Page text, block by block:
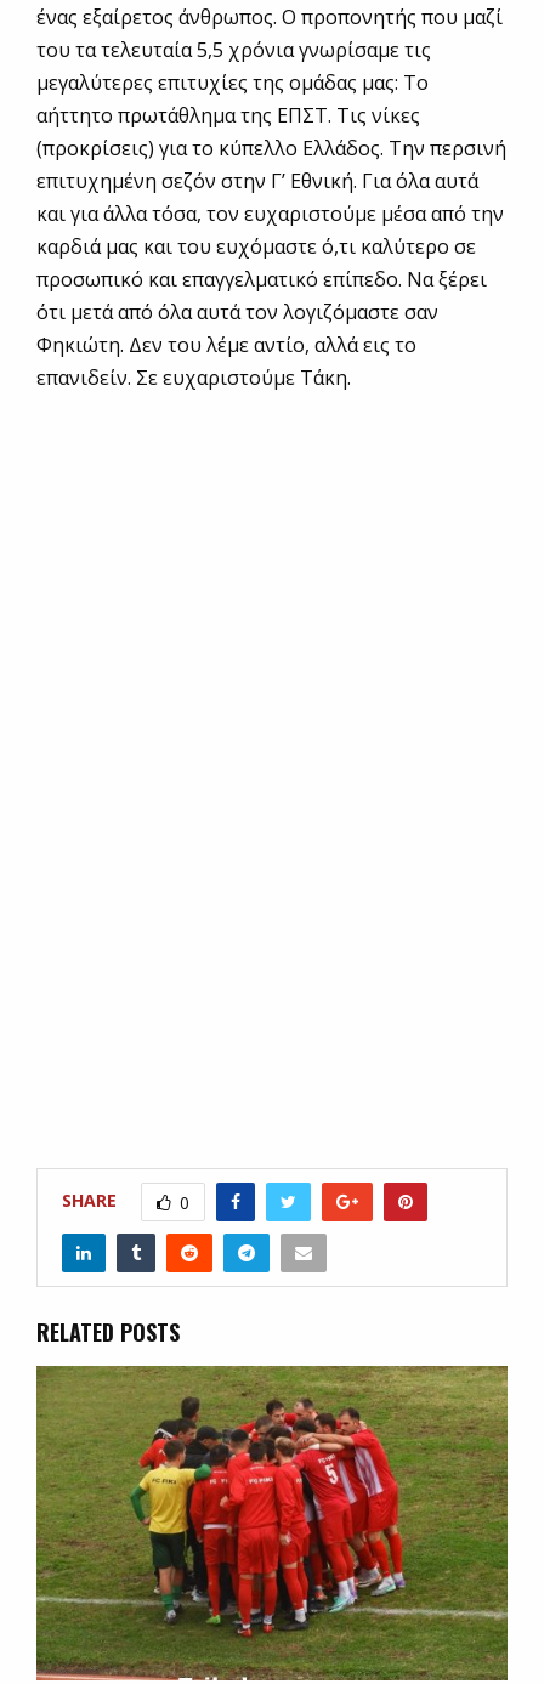
ένας εξαίρετος άνθρωπος. Ο προπονητής που μαζί
του τα τελευταία 5,5 χρόνια γνωρίσαμε τις
μεγαλύτερες επιτυχίες της ομάδας μας: Το
αήττητο πρωτάθλημα της ΕΠΣΤ. Τις νίκες
(προκρίσεις) για το κύπελλο Ελλάδος. Την περσινή
επιτυχημένη σεζόν στην Γ’ Εθνική. Για όλα αυτά
και για άλλα τόσα, τον ευχαριστούμε μέσα από την
καρδιά μας και του ευχόμαστε ό,τι καλύτερο σε
προσωπικό και επαγγελματικό επίπεδο. Να ξέρει
ότι μετά από όλα αυτά τον λογιζόμαστε σαν
Φηκιώτη. Δεν του λέμε αντίο, αλλά εις το
επανιδείν. Σε ευχαριστούμε Τάκη.
SHARE 0
RELATED POSTS